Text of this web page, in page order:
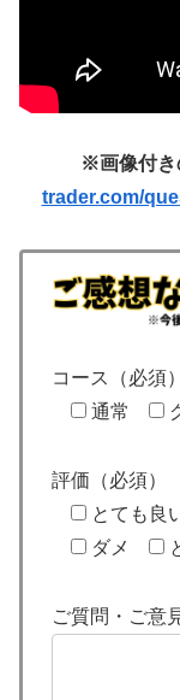
※画像付き
trader.com/
コース（必須）
通常
評価（必須）
とても良
ダメ
ご質問・ご意